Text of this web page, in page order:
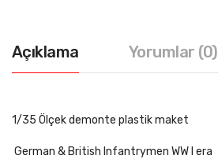
Açıklama Yorumlar (0)
1/35 Ölçek demonte plastik maket
German & British Infantrymen WW I era